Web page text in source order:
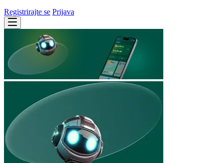
Registrirajte se Prijava